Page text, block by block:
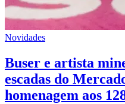
Novidades
Buser e artista
escadas do
homenagem aos